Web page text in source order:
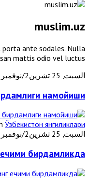
muslim.uz
ante sodales. Nulla
mattis odio vel luctus.
السبت, 25 تشرين2/نوفمبر 2023 00:00
намойиши
Ўзбекистон янгиликлари
السبت, 25 تشرين2/نوفمبر 2023 00:00
бирдамликда»